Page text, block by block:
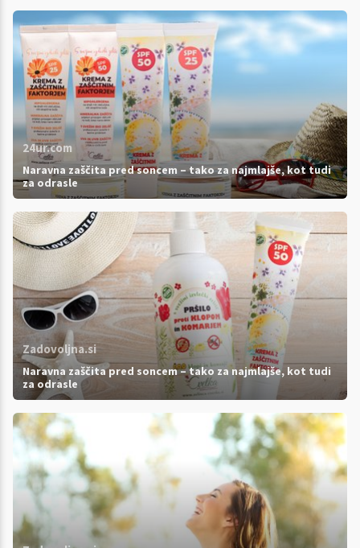
24ur.com
Naravna zaščita pred soncem – tako za najmlajše, kot tudi
za odrasle
Zadovoljna.si
Naravna zaščita pred soncem – tako za najmlajše, kot tudi
za odrasle